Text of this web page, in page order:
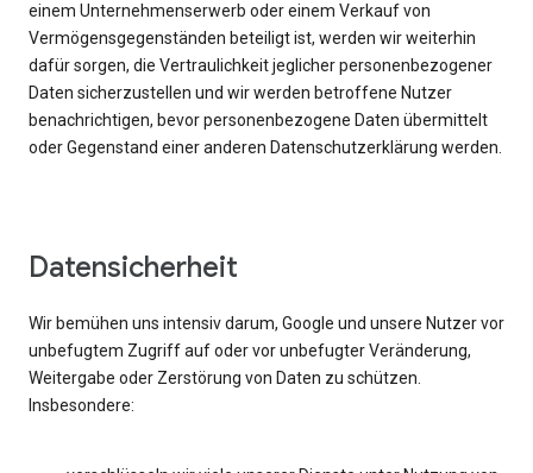
einem Unternehmenserwerb oder einem Verkauf von
Vermögensgegenständen beteiligt ist, werden wir weiterhin
dafür sorgen, die Vertraulichkeit jeglicher personenbezogener
Daten sicherzustellen und wir werden betroffene Nutzer
benachrichtigen, bevor personenbezogene Daten übermittelt
oder Gegenstand einer anderen Datenschutzerklärung werden.
Datensicherheit
Wir bemühen uns intensiv darum, Google und unsere Nutzer vor
unbefugtem Zugriff auf oder vor unbefugter Veränderung,
Weitergabe oder Zerstörung von Daten zu schützen.
Insbesondere: